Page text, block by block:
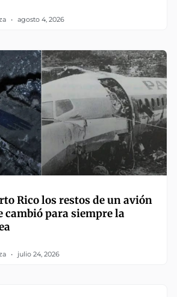
agosto 4, 2026
Rico los restos de un avión
cambió para siempre la
julio 24, 2026